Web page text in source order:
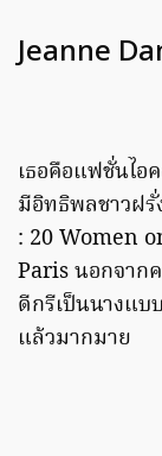
Jeanne
เธอคือแฟชั่นไอ
มีอิทธิพลชาวฝรั่
: 20 Women
Paris นอกจาก
ดีกรีเป็นนางแ
แล้วมากมาย